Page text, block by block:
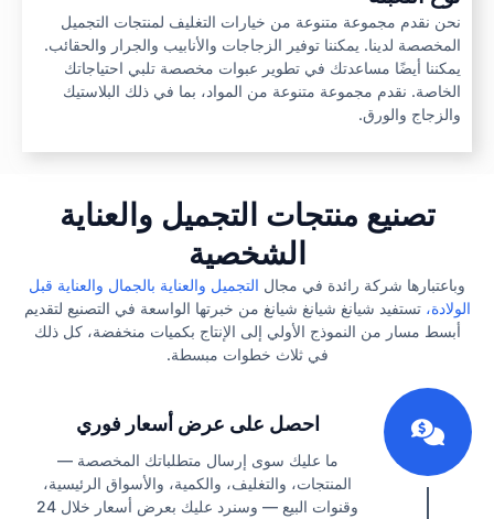
نحن نقدم مجموعة متنوعة من خيارات التغليف لمنتجات التجميل
المخصصة لدينا. يمكننا توفير الزجاجات والأنابيب والجرار والحقائب.
يمكننا أيضًا مساعدتك في تطوير عبوات مخصصة تلبي احتياجاتك
الخاصة. نقدم مجموعة متنوعة من المواد، بما في ذلك البلاستيك
والزجاج والورق.
تصنيع منتجات التجميل والعناية
الشخصية
وباعتبارها شركة رائدة في مجال التجميل والعناية بالجمال والعناية قبل
الولادة، تستفيد شيانغ شيانغ شيانغ من خبرتها الواسعة في التصنيع لتقديم
أبسط مسار من النموذج الأولي إلى الإنتاج بكميات منخفضة، كل ذلك
في ثلاث خطوات مبسطة.
احصل على عرض أسعار فوري
ما عليك سوى إرسال متطلباتك المخصصة —
المنتجات، والتغليف، والكمية، والأسواق الرئيسية،
وقنوات البيع — وسنرد عليك بعرض أسعار خلال 24